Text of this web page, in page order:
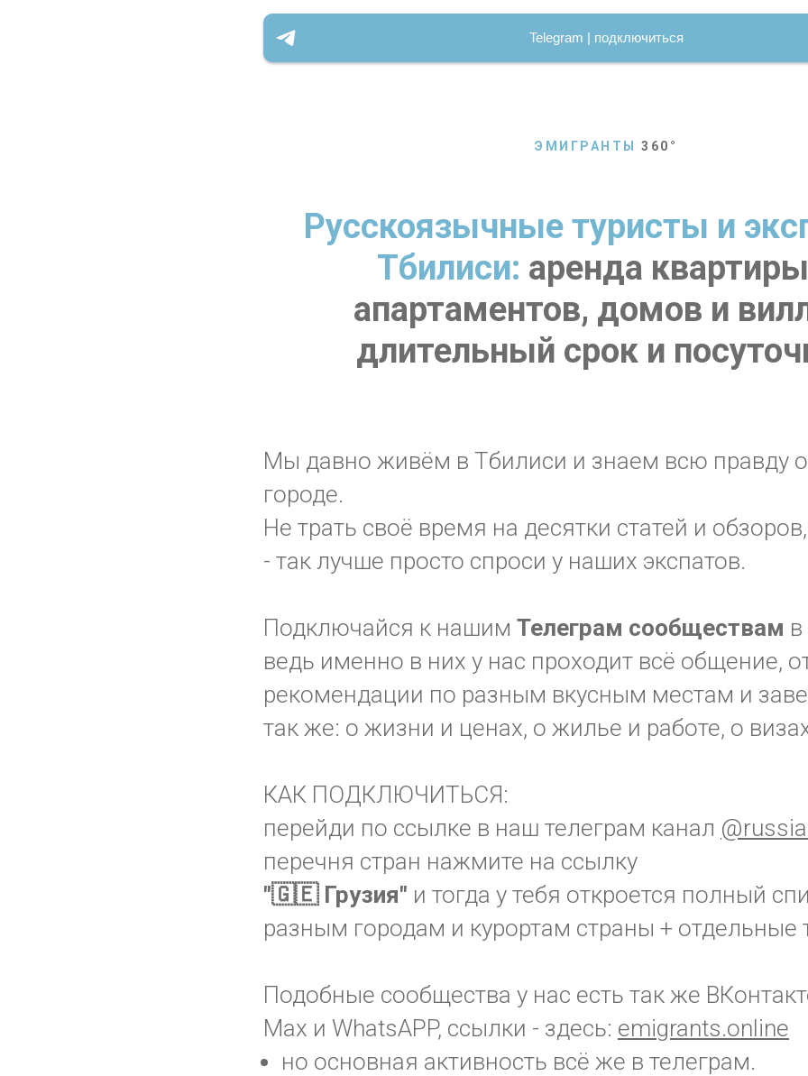
Telegram | подключиться
ЭМИГРАНТЫ 360 °
Русскоязычные туристы и
Тбилиси: аренда
апартаментов, домов и
длительный срок и
Мы давно живём в Тбилиси и знаем всю правду
городе.
Не трать своё время на десятки статей и
- так лучше просто спроси у наших экспатов.
Подключайся к нашим Телеграм сообществам
ведь именно в них у нас проходит всё общение,
рекомендации по разным вкусным местам и
так же: о жизни и ценах, о жилье и работе, о
КАК ПОДКЛЮЧИТЬСЯ:
перейди по ссылке в наш телеграм канал
перечня стран нажмите на ссылку
"🇬🇪 Грузия" и тогда у тебя откроется полный
разным городам и курортам страны + отдельные
Подобные сообщества у нас есть так же
Max и WhatsAPP, ссылки - здесь: emigrants.online
но основная активность всё же в телеграм.